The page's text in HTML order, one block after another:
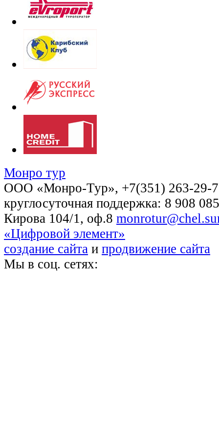
Монро тур
OOO «Монро-Тур», +7(351) 263-29-
круглосуточная поддержка: 8 908
Кирова 104/1, оф.8
«Цифровой элемент»
создание сайта и продвижение сайта
Мы в соц. сетях: